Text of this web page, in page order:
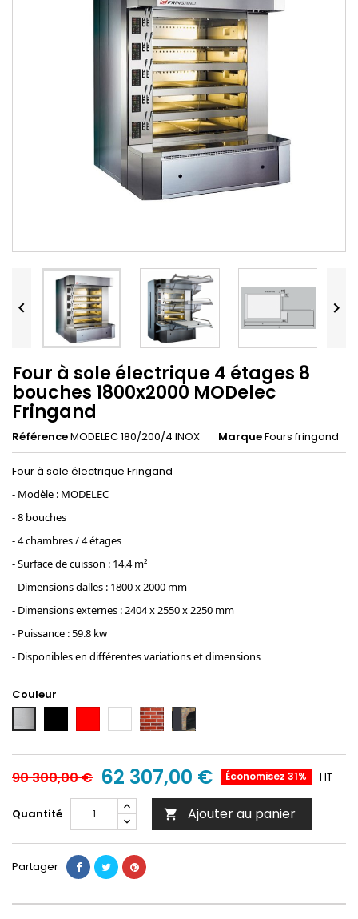
 
Four à sole électrique 4 étages 8
bouches 1800x2000 MODelec
Fringand
RéférenceMODELEC 180/200/4 INOX MarqueFours fringand
Four à sole électrique Fringand
- Modèle : MODELEC
- 8 bouches
- 4 chambres / 4 étages
- Surface de cuisson : 14.4 m²
- Dimensions dalles : 1800 x 2000 mm
- Dimensions externes : 2404 x 2550 x 2250 mm
- Puissance : 59.8 kw
- Disponibles en différentes variations et dimensions
Couleur
BriquetteBriquette/autre
90 300,00 € 62 307,00 € Économisez 31% HT
Quantité  Ajouter au panier
Partager